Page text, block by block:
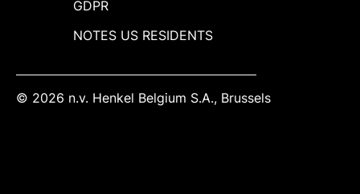
GDPR
NOTES US RESIDENTS
© 2026 n.v. Henkel Belgium S.A., Brussels